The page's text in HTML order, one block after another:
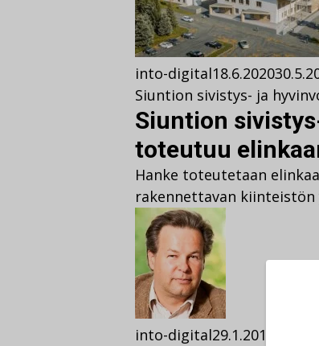
into-digital18.6.2020
Siuntion sivistys- ja
Siuntion
toteutuu
Hanke toteutetaan
rakennettavan kiinteistön
into-digital29.1.2013